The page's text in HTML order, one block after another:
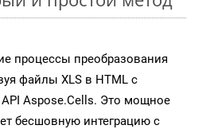
процессы преобразования
файлы XLS в HTML с
Aspose.Cells. Это мощное
бесшовную интеграцию с